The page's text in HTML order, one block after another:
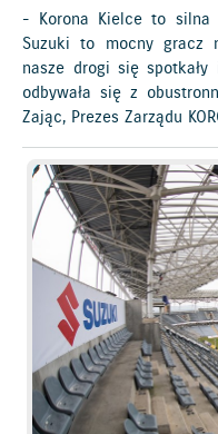
- Korona Kielce to silna
Suzuki to mocny gracz
nasze drogi się
odbywała się z
Zając, Prezes Zarządu